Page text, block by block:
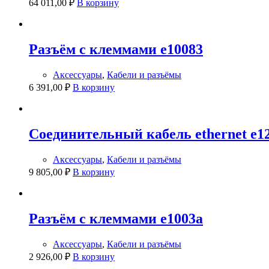
64 011,00 ₽ В корзину
Разъём с клеммами e10083
Аксессуары, Кабели и разъёмы
6 391,00 ₽ В корзину
Соединительный кабель ethernet
Аксессуары, Кабели и разъёмы
9 805,00 ₽ В корзину
Разъём с клеммами e1003a
Аксессуары, Кабели и разъёмы
2 926,00 ₽ В корзину